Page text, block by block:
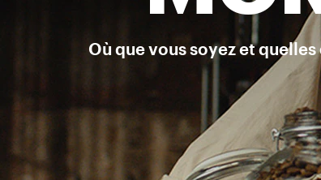
Où que vous soyez et